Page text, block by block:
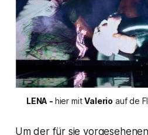
LENA - hier mit Valerio auf de
Um der für sie